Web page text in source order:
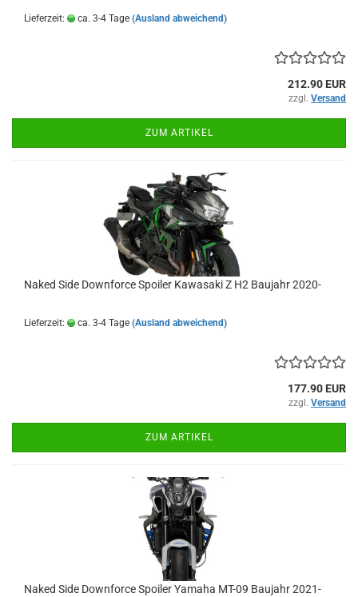
Lieferzeit: ca. 3-4 Tage (Ausland abweichend)
212.90 EUR
zzgl. Versand
ZUM ARTIKEL
Naked Side Downforce Spoiler Kawasaki Z H2 Baujahr 2020-
Lieferzeit: ca. 3-4 Tage (Ausland abweichend)
177.90 EUR
zzgl. Versand
ZUM ARTIKEL
Naked Side Downforce Spoiler Yamaha MT-09 Baujahr 2021-